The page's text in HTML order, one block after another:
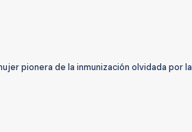
pionera de la inmunización olvidada por la